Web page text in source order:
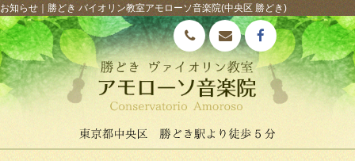
お知らせ｜勝どき バイオリン教室アモローソ音楽院(中央区 勝どき)